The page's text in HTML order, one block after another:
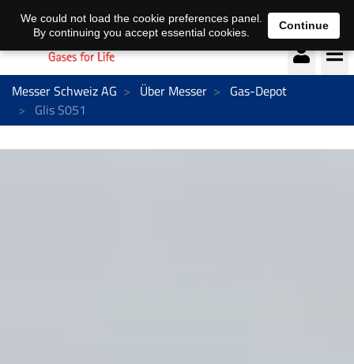
Deutsch français
Messer Schweiz AG Über Messer
Gas-Depot
Glis S051
We could not load the cookie preferences panel.
By continuing you accept essential cookies.
Continue